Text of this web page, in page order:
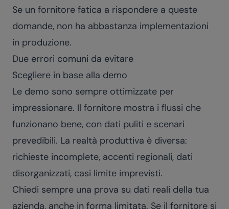
Se un fornitore fatica a rispondere a queste
domande, non ha abbastanza implementazioni
in produzione.
Due errori comuni da evitare
Scegliere in base alla demo
Le demo sono sempre ottimizzate per
impressionare. Il fornitore mostra i flussi che
funzionano bene, con dati puliti e scenari
prevedibili. La realtà produttiva è diversa:
richieste incomplete, accenti regionali, dati
disorganizzati, casi limite imprevisti.
Chiedi sempre una prova su dati reali della tua
azienda, anche in forma limitata. Se il fornitore si